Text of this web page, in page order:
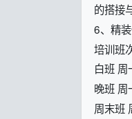
的搭接
6、精
培训班
白班
晚班
周末班